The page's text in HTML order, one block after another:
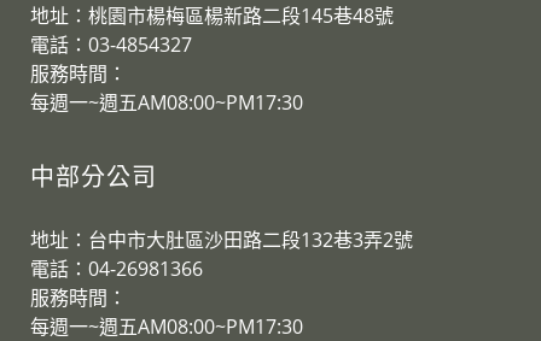
地址：桃園市楊梅區楊新路二段145巷48號
電話：03-4854327
服務時間：
​每週一~週五AM08:00~PM17:30
中部分公司
地址：台中市大肚區沙田路二段132巷3弄2號
電話：04-26981366
服務時間：
​每週一~週五AM08:00~PM17:30